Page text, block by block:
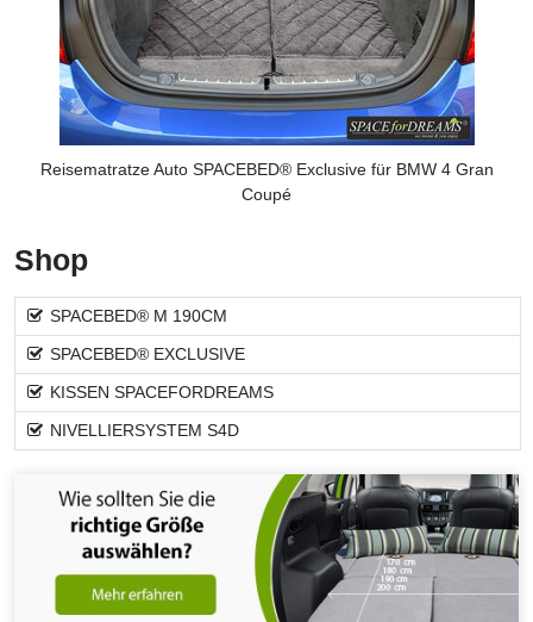
Reisematratze Auto SPACEBED® Exclusive für BMW 4 Gran
Coupé
Shop
SPACEBED® M 190CM
SPACEBED® EXCLUSIVE
KISSEN SPACEFORDREAMS
NIVELLIERSYSTEM S4D